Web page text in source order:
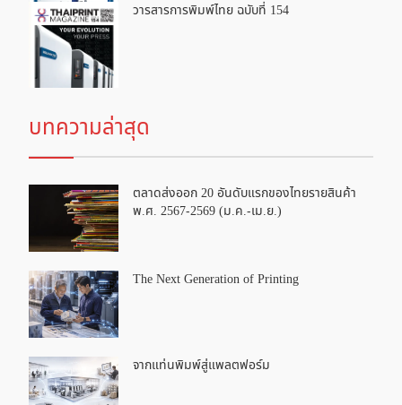
วารสารการพิมพ์ไทย ฉบับที่ 154
บทความล่าสุด
ตลาดส่งออก 20 อันดับแรกของไทยรายสินค้า
พ.ศ. 2567-2569 (ม.ค.-เม.ย.)
The Next Generation of Printing
จากแท่นพิมพ์สู่แพลตฟอร์ม